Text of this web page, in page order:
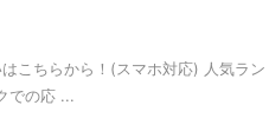
こちらから！(スマホ対応) 人気ラン
での応 ...